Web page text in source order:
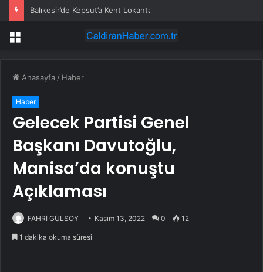
Balıkesir’de Kepsut’a Kent Lokantası ve altyapı desteği
Menü
Anasayfa / Haber
Haber
Gelecek Partisi Genel
Başkanı Davutoğlu,
Manisa’da konuştu
Açıklaması
FAHRİ GÜLSOY Kasım 13, 2022 0 12
1 dakika okuma süresi